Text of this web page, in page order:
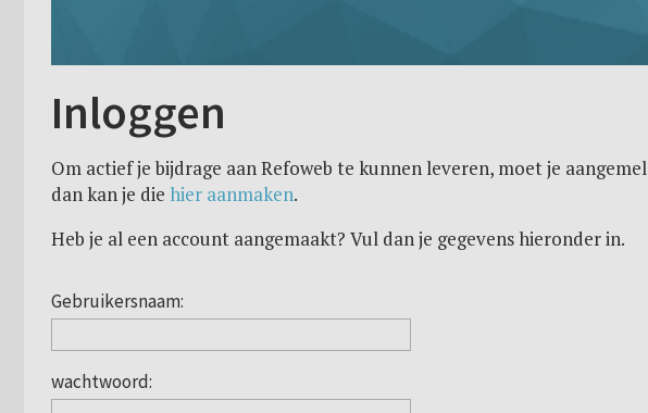
Inloggen
Om actief je bijdrage aan Refoweb te kunnen leveren, moet je
dan kan je die hier aanmaken.
Heb je al een account aangemaakt? Vul dan je gegevens hieronder in.
Gebruikersnaam:
wachtwoord: